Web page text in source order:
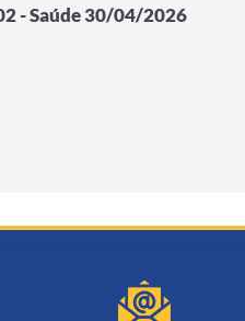
- Saúde 30/04/2026